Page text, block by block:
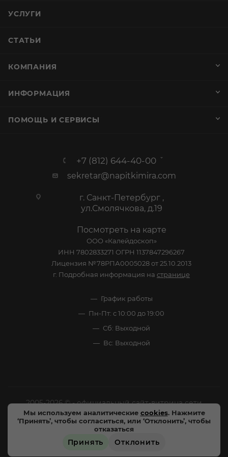
Мы используем аналитические cookies. Нажмите
‘Принять’, чтобы согласиться, или ‘Отклонить’, чтобы
отказаться
Принять Отклонить
УСЛУГИ
СТАТЬИ
КОМПАНИЯ
ИНФОРМАЦИЯ
ПОМОЩЬ И СЕРВИСЫ
+7 (812) 644-40-00
sekretar@napitkimira.com
г. Санкт-Петербург ,
ул.Смолячкова, д.19
Посмотреть на карте
ООО «Калейдоскоп»
ИНН 7802833271 ОГРН 1137847296267
Лицензия №78РПА0005028 от 25.10.2013
г. Подробная информация на странице
График работы
Пн-Пт: с 10:00 до 19:00
Сб: Выходной
Вс: Выходной
2005-2026 © - официальный сайт-витрина сети
специализированных напитков "Калейдоскоп Напитков
Мира". Все права защищены.